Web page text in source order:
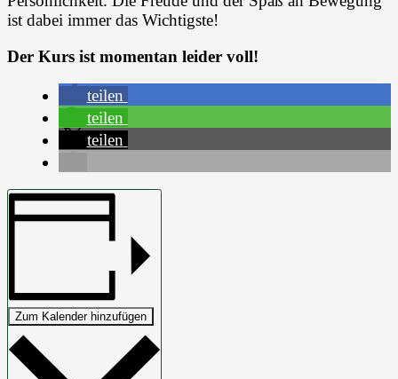
ist dabei immer das Wichtigste!
Der Kurs ist momentan leider voll!
teilen
teilen
teilen
Zum Kalender hinzufügen